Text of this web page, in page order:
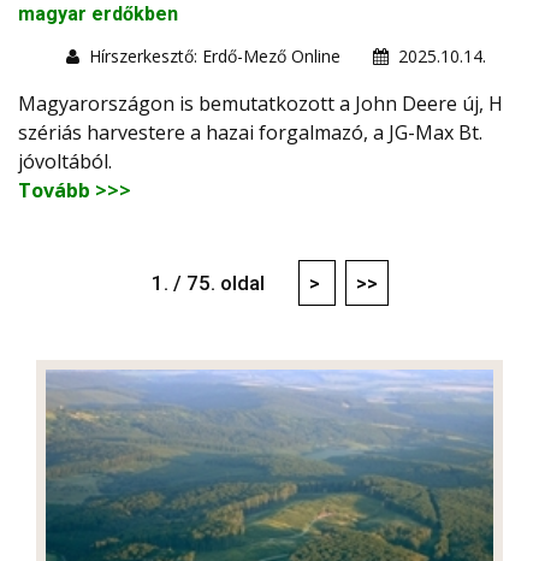
magyar erdőkben
Hírszerkesztő: Erdő-Mező Online
2025.10.14.
Magyarországon is bemutatkozott a John Deere új, H
szériás harvestere a hazai forgalmazó, a JG-Max Bt.
jóvoltából.
Tovább >>>
1. / 75. oldal > >>